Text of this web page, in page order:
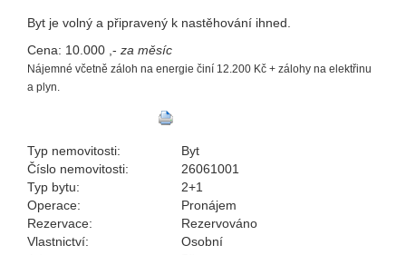
Byt je volný a připravený k nastěhování ih­ned.
Cena: 10.000 ,- za měsíc
Nájemné včetně záloh na energie činí 12.200 Kč + zálohy na elektřinu
a plyn.
Typ nemovitosti:
Byt
Číslo nemovitosti:
26061001
Typ bytu:
2+1
Operace:
Pronájem
Rezervace:
Rezervováno
Vlastnictví:
Osobní